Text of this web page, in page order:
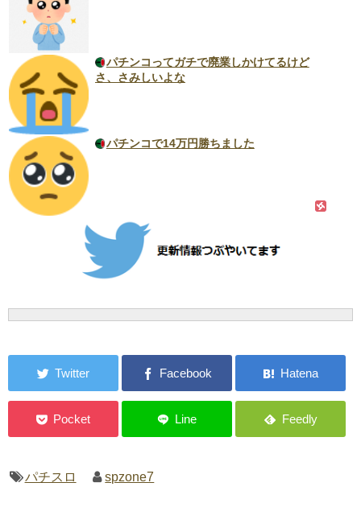
パチンコってガチで廃業しかけてるけど
さ、さみしいよな
パチンコで14万円勝ちました
パチスロ spzone7